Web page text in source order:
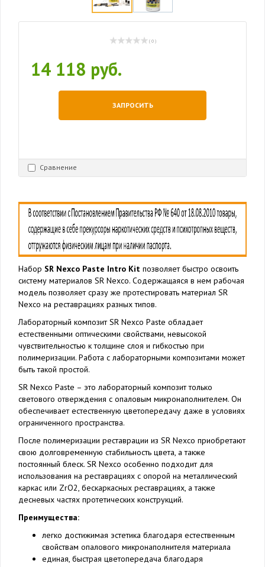
( 0 )
14 118 руб.
ЗАПРОСИТЬ
Сравнение
Набор SR Nexco Paste Intro Kit позволяет быстро освоить
систему материалов SR Nexco. Содержащаяся в нем рабочая
модель позволяет сразу же протестировать материал SR
Nexco на реставрациях разных типов.
Лабораторный композит SR Nexco Paste обладает
естественными оптическими свойствами, невысокой
чувствительностью к толщине слоя и гибкостью при
полимеризации. Работа с лабораторными композитами может
быть такой простой.
SR Nexco Paste – это лабораторный композит только
светового отверждения с опаловым микронаполнителем. Он
обеспечивает естественную цветопередачу даже в условиях
ограниченного пространства.
После полимеризации реставрации из SR Nexco приобретают
свою долговременную стабильность цвета, а также
постоянный блеск. SR Nexco особенно подходит для
использования на реставрациях с опорой на металлический
каркас или ZrO2, бескаркасных реставрациях, а также
десневых частях протетических конструкций.
Преимущества:
легко достижимая эстетика благодаря естественным
свойствам опалового микронаполнителя материала
единая, быстрая цветопередача благодаря